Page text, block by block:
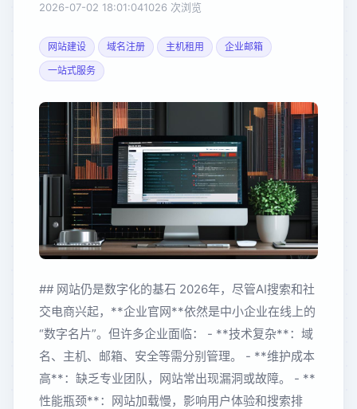
2026-07-02 18:01:041026 次浏览
网站建设 域名注册 主机租用
企业邮箱
一站式服务
## 网站仍是数字化的基石 2026年，尽管AI搜索和社
交电商兴起，**企业官网**依然是中小企业在线上的
“数字名片”。但许多企业面临： - **技术复杂**：域
名、主机、邮箱、安全等需分别管理。 - **维护成本
高**：缺乏专业团队，网站常出现漏洞或故障。 - **
性能瓶颈**：网站加载慢，影响用户体验和搜索排